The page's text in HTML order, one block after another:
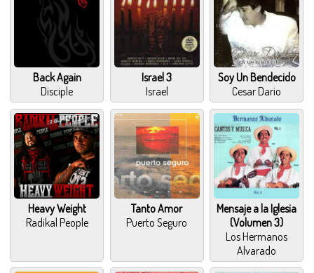
Back Again
Disciple
Israel 3
Israel
Soy Un Bendecido
Cesar Dario
Heavy Weight
Radikal People
Tanto Amor
Puerto Seguro
Mensaje a la Iglesia
(Volumen 3)
Los Hermanos
Alvarado